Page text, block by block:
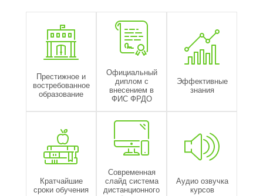
Престижное и
востребованное
образование
Официальный
диплом с
внесением в
ФИС ФРДО
Эффективные
знания
Кратчайшие
сроки обучения
Современная
слайд система
дистанционного
Аудио озвучка
курсов